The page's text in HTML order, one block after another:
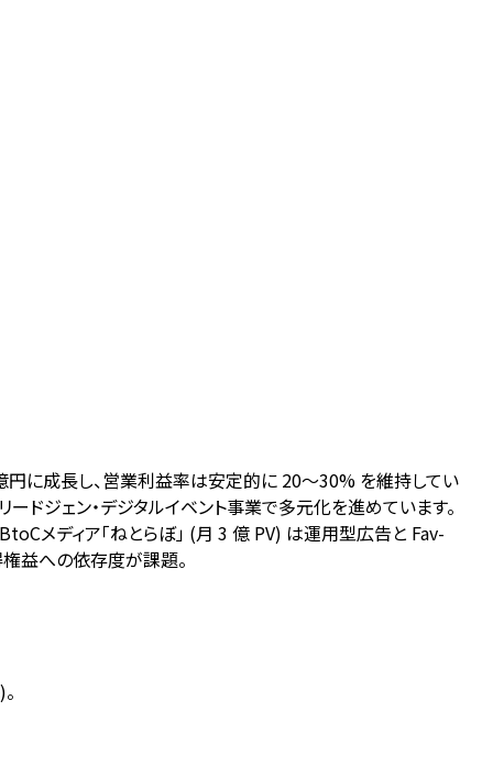
円に成長し、営業利益率は安定的に 20～30% を維持してい
ドジェン・デジタルイベント事業で多元化を進めています。
メディア「ねとらぼ」 (月 3 億 PV) は運用型広告と Fav-
益への依存度が課題。